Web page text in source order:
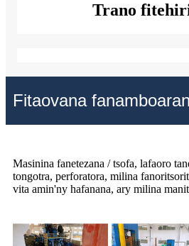
Trano
Fitaovana
Masinina fanetezana / tsofa, lafaoro
tongotra, perforatora, milina
vita amin'ny hafanana, ary milina